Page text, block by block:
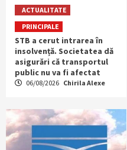
ACTUALITATE
PRINCIPALE
STB a cerut intrarea în
insolvență. Societatea dă
asigurări că transportul
public nu va fi afectat
06/08/2026 Chirila Alexe